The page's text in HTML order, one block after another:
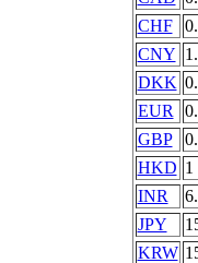
CHF
CNY
DKK
EUR
GBP
HKD 1
INR
JPY
KRW